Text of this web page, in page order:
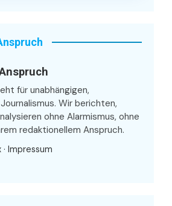
für unabhängigen,
Wir berichten,
ohne Alarmismus, ohne
redaktionellem Anspruch.
· Impressum